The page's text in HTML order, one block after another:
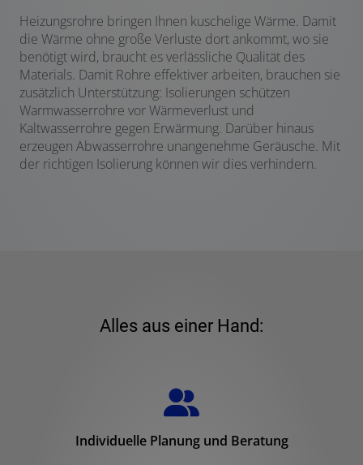
Heizungsrohre bringen Ihnen kuschelige Wärme. Damit
die Wärme ohne große Verluste dort ankommt, wo sie
benötigt wird, braucht es verlässliche Qualität des
Materials. Damit Rohre effektiver arbeiten, brauchen sie
zusätzlich Unterstützung: Isolierungen schützen
Warmwasserrohre vor Wärmeverlust und
Kaltwasserrohre gegen Erwärmung. Darüber hinaus
erzeugen Abwasserrohre unangenehme Geräusche. Mit
der richtigen Isolierung können wir dies verhindern.
Alles aus einer Hand:
Individuelle Planung und Beratung